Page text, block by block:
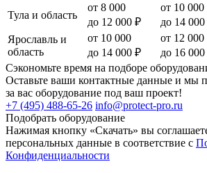
Тула и область
от 8 000
до 12 000 ₽
от 10 000
до 14
Ярославль и
область
от 10 000
до 14 000 ₽
от 12 000
до 16
Сэкономьте время на подборе
Оставьте ваши контактные данные и мы
за вас оборудование под ваш проект!
+7 (495) 488-65-26 info@protect-pro.ru
Подобрать оборудование
Нажимая кнопку «Скачать» вы
персональных данные в соответствие с
Конфиденциальности